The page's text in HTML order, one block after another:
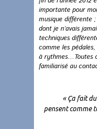
importante pour
musique différente
dont je n’avais
techniques
comme les
à rythmes…Toutes
familiarisé au
« Ça fait
pensent comme